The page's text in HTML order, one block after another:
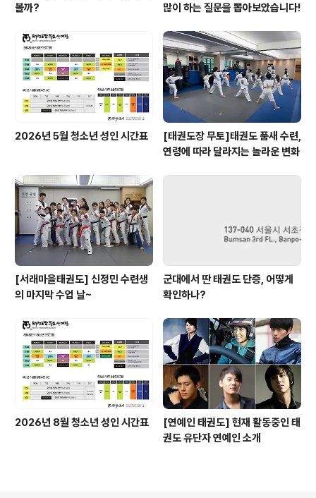
볼까?
많이 하는 질문을 뽑아보았습니다!
2026년 5월 청소년 성인 시간표
[태권도장 무토]태권도 품새 수련,
연령에 따라 달라지는 놀라운 변화
[서래마을태권도] 신정민 수련생
의 마지막 수업 날~
군대에서 딴 태권도 단증, 어떻게
확인하나?
2026년 8월 청소년 성인 시간표
[연예인 태권도] 현재 활동중인 태
권도 유단자 연예인 소개